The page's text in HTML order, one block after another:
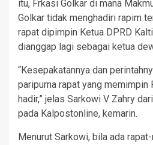
itu, Frkasi Golkar di mana
Golkar tidak menghadiri rapim
rapat dipimpin Ketua DPRD
dianggap lagi sebagai ketua
“Kesepakatannya dan
paripurna rapat yang memimpin
hadir,” jelas Sarkowi V Zahry
pada Kalpostonline, kemarin.
Menurut Sarkowi, bila ada